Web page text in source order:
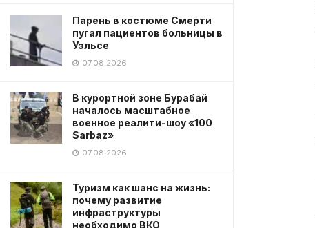
Парень в костюме Смерти
пугал пациентов больницы в
Уэльсе
07.08.2026
В курортной зоне Бурабай
началось масштабное
военное реалити-шоу «100
Sarbaz»
07.08.2026
Туризм как шанс на жизнь:
почему развитие
инфраструктуры
необходимо ВКО